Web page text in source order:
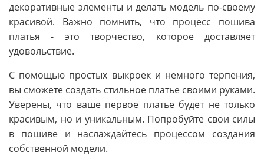
декоративные элементы и делать модель по-своему
красивой. Важно помнить, что процесс пошива
платья - это творчество, которое доставляет
удовольствие.
С помощью простых выкроек и немного терпения,
вы сможете создать стильное платье своими руками.
Уверены, что ваше первое платье будет не только
красивым, но и уникальным. Попробуйте свои силы
в пошиве и наслаждайтесь процессом создания
собственной модели.